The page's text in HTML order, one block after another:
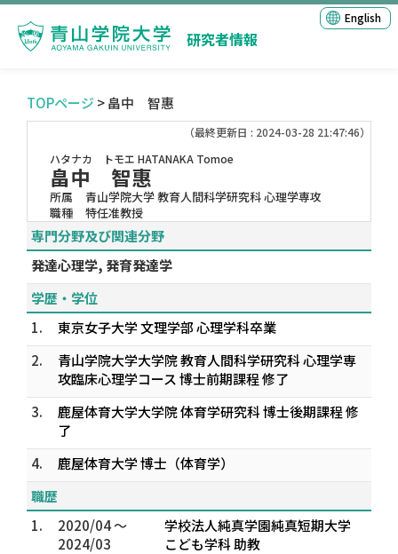
研究者情報
English
TOPページ > 畠中 智惠
（最終更新日 : 2024-03-28 21:47:46）
ハタナカ トモエ HATANAKA Tomoe
畠中 智惠
所属
青山学院大学 教育人間科学研究科 心理学専攻
職種
特任准教授
専門分野及び関連分野
発達心理学, 発育発達学
学歴・学位
1.
東京女子大学 文理学部 心理学科卒業
2.
青山学院大学大学院 教育人間科学研究科 心理学専
攻臨床心理学コース 博士前期課程 修了
3.
鹿屋体育大学大学院 体育学研究科 博士後期課程 修
了
4.
鹿屋体育大学 博士（体育学）
職歴
1.
2020/04 ～
2024/03
学校法人純真学園純真短期大学
こども学科 助教